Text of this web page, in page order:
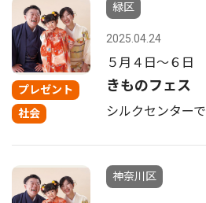
プレゼント
社会
緑区
2025.04.24
５月４日〜６日
きものフェス
シルクセンターで
神奈川区